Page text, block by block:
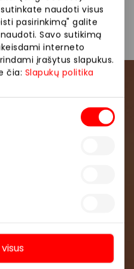
naudoti visus
pasirinkimą" galite
Savo sutikimą
interneto
įrašytus slapukus.
čia: Slapukų politika
ir elektronika
prie mūsų
pasiūlymus,
iš AKROPOLIS